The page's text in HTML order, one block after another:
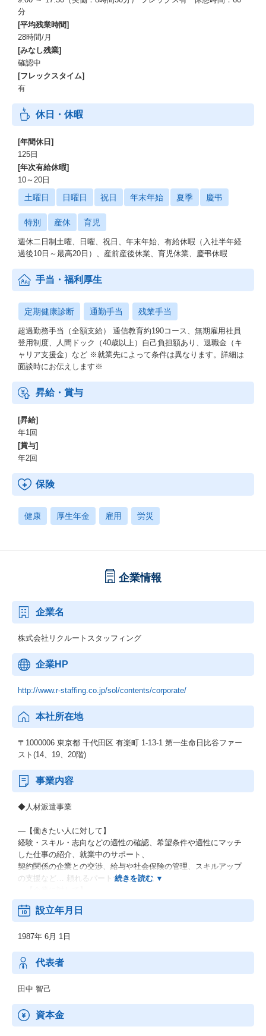
分
[平均残業時間]
28時間/月
[みなし残業]
確認中
[フレックスタイム]
有
休日・休暇
[年間休日]
125日
[年次有給休暇]
10～20日
土曜日 日曜日 祝日 年末年始 夏季 慶弔
特別 産休 育児
週休二日制土曜、日曜、祝日、年末年始、有給休暇（入社半年経
過後10日～最高20日）、産前産後休業、育児休業、慶弔休暇
手当・福利厚生
定期健康診断 通勤手当 残業手当
超過勤務手当（全額支給） 通信教育約190コース、無期雇用社員
登用制度、人間ドック（40歳以上）自己負担額あり、退職金（キ
ャリア支援金）など ※就業先によって条件は異なります。詳細は
面談時にお伝えします※
昇給・賞与
[昇給]
年1回
[賞与]
年2回
保険
健康 厚生年金 雇用 労災
企業情報
企業名
株式会社リクルートスタッフィング
企業HP
http://www.r-staffing.co.jp/sol/contents/corporate/
本社所在地
〒1000006 東京都 千代田区 有楽町 1-13-1 第一生命日比谷ファー
スト(14、19、20階)
事業内容
◆人材派遣事業
―【働きたい人に対して】
経験・スキル・志向などの適性の確認、希望条件や適性にマッチ
した仕事の紹介、就業中のサポート、
契約関係の企業との交渉、給与や社会保険の管理、スキルアップ
の支援など… 頼れるパートナーとして。
人材戦略や人材活用についてのアドバイス、採用、就業中のマネ
ジメント、コンプライアンスの相談相手、
設立年月日
1987年 6月 1日
代表者
田中 智己
資本金